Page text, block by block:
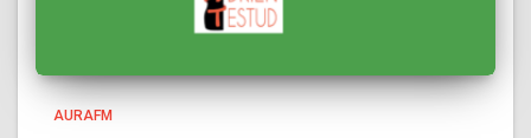
AURAFM